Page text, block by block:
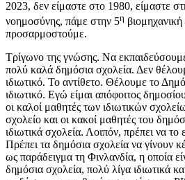
2023, δεν είμαστε στο 1980, είμαστε
νοημοσύνης, πάμε στην 5η
προσαρμοστούμε.
Τρίγωνο της γνώσης. Να
πολύ καλά δημόσια σχολεία. Δεν
ιδιωτικό. Το αντίθετο. Θέλουμε το
ιδιωτικό. Εγώ είμαι απόφοιτος
οι καλοί μαθητές των ιδιωτικών
σχολείο και οι κακοί μαθητές του
ιδιωτικά σχολεία. Λοιπόν, πρέπει να
Πρέπει τα δημόσια σχολεία να γίνουν
ως παράδειγμα τη Φινλανδία, η οποία
δημόσια σχολεία, πολύ λίγα ιδιωτικά